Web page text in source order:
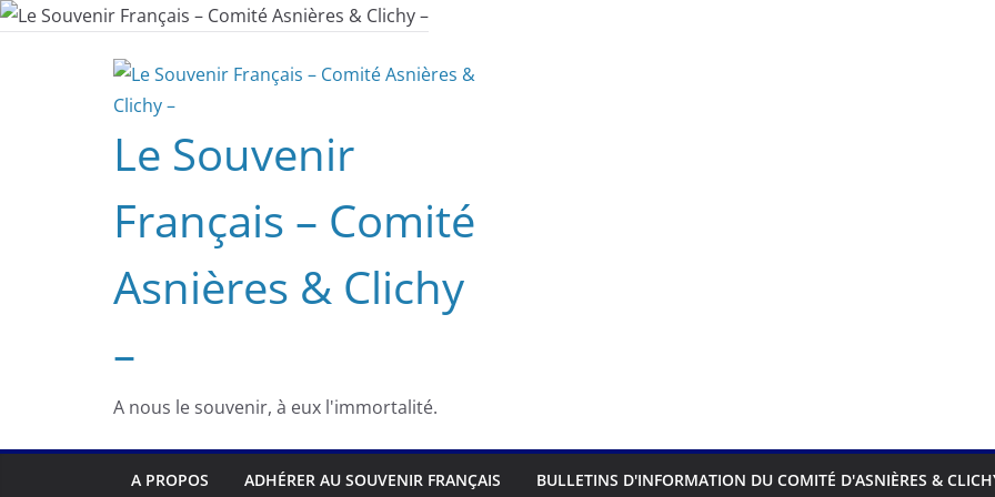
Passer
Le Souvenir
Français – Comité
Asnières & Clichy
–
A nous le souvenir, à eux l'immortalité.
A PROPOS ADHÉRER AU SOUVENIR FRANÇAIS BULLETINS D'INFORMATION DU COMITÉ D'ASNIÈRES &